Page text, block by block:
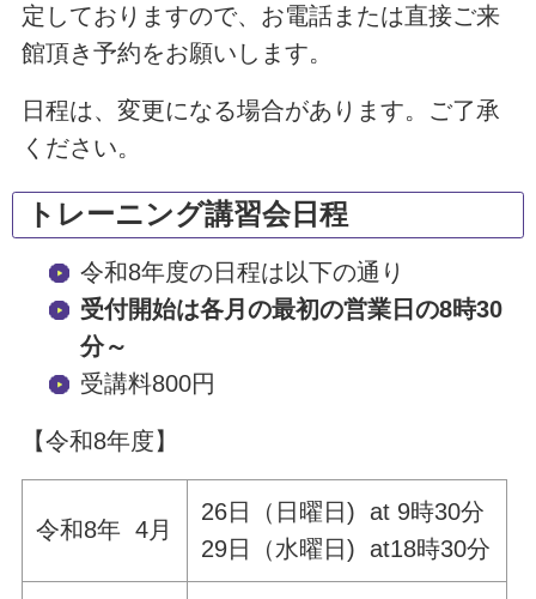
定しておりますので、お電話または直接ご来
館頂き予約をお願いします。
日程は、変更になる場合があります。ご了承
ください。
トレーニング講習会日程
令和8年度の日程は以下の通り
受付開始は各月の最初の営業日の8時30
分～
受講料800円
【令和8年度】
令和8年 4月
26日（日曜日) at 9時30分
29日（水曜日) at18時30分